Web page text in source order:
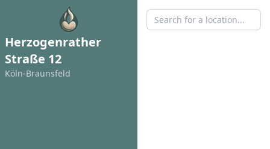
Herzogenrather
Straße 12
Köln-Braunsfeld